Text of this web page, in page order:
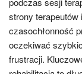
strony
czasochłonność
oczekiwać
frustracji.